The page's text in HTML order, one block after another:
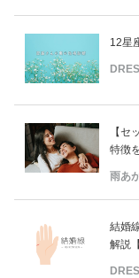
12星
【セ
特徴を
雨あ
結婚
解説【